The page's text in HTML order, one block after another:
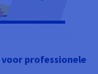
professionele